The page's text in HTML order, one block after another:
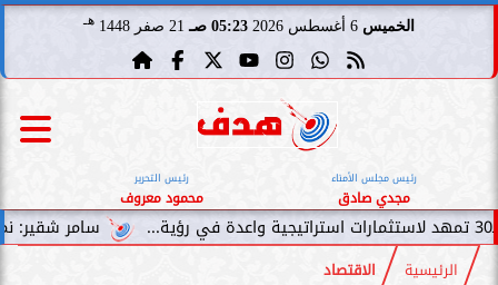
الخميس 05:23 صـ 21 صفر 1448 هـ
رئيس مجلس الأمناء
مجدي صادق
رئيس التحرير
محمود معروف
سامر شقير: نمو صناديق
الرئيسية الاقتصاد